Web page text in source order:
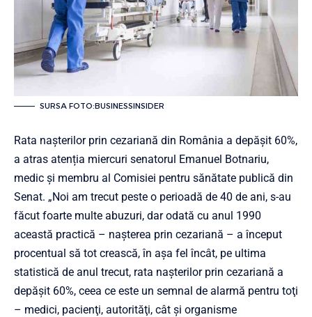
SURSA FOTO:BUSINESSINSIDER
Rata naşterilor prin cezariană din România a depăşit 60%,
a atras atenția miercuri senatorul Emanuel Botnariu,
medic și membru al Comisiei pentru sănătate publică din
Senat. „Noi am trecut peste o perioadă de 40 de ani, s-au
făcut foarte multe abuzuri, dar odată cu anul 1990
această practică – naşterea prin cezariană – a început
procentual să tot crească, în aşa fel încât, pe ultima
statistică de anul trecut, rata naşterilor prin cezariană a
depăşit 60%, ceea ce este un semnal de alarmă pentru toţi
– medici, pacienţi, autorităţi, cât şi organisme